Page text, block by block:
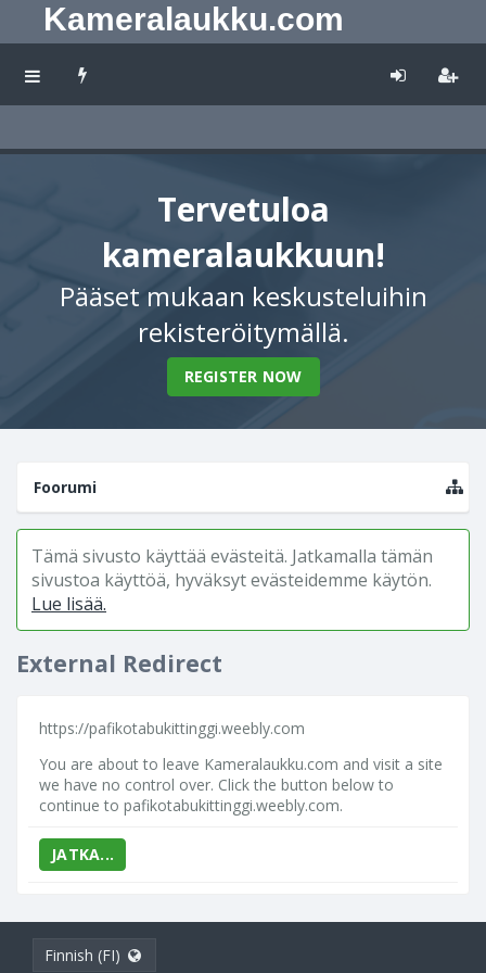
Kameralaukku.com
Tervetuloa
kameralaukkuun!
Pääset mukaan keskusteluihin
rekisteröitymällä.
REGISTER NOW
Foorumi
Tämä sivusto käyttää evästeitä. Jatkamalla tämän
sivustoa käyttöä, hyväksyt evästeidemme käytön.
Lue lisää.
External Redirect
https://pafikotabukittinggi.weebly.com
You are about to leave Kameralaukku.com and visit a site
we have no control over. Click the button below to
continue to pafikotabukittinggi.weebly.com.
JATKA...
Finnish (FI)